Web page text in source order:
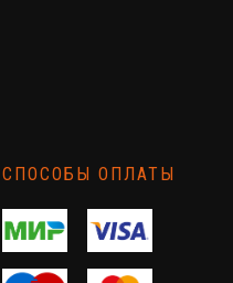
СПОСОБЫ ОПЛАТЫ